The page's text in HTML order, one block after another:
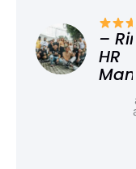
–
HR